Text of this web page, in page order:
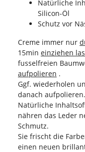
Natürliche
Silicon-Öl
Schutz vor
Creme immer nur
15min einziehen
fusselfreien
aufpolieren .
Ggf. wiederholen
danach aufpolieren.
Natürliche
nähren das Leder
Schmutz.
Sie frischt die
einen neuen